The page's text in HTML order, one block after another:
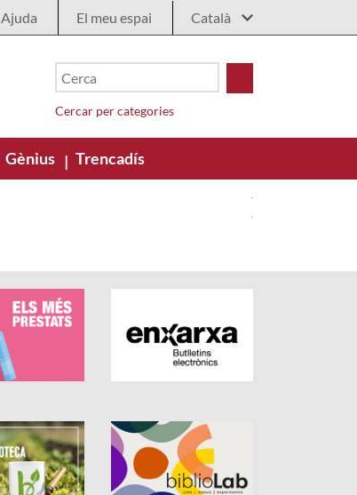
Ajuda El meu espai
Cercar per categories
Gènius | Trencadís